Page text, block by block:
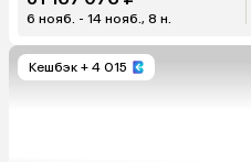
6 нояб. - 14 нояб., 8 н.
Кешбэк + 4 015